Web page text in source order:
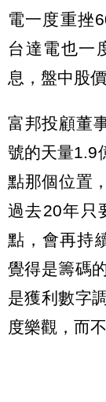
電一度重挫
台達電也一
息，盤中股
富邦投顧董
號的天量1.9
點那個位置
過去20年只
點，會再持
覺得是籌碼
是獲利數字
度樂觀，而